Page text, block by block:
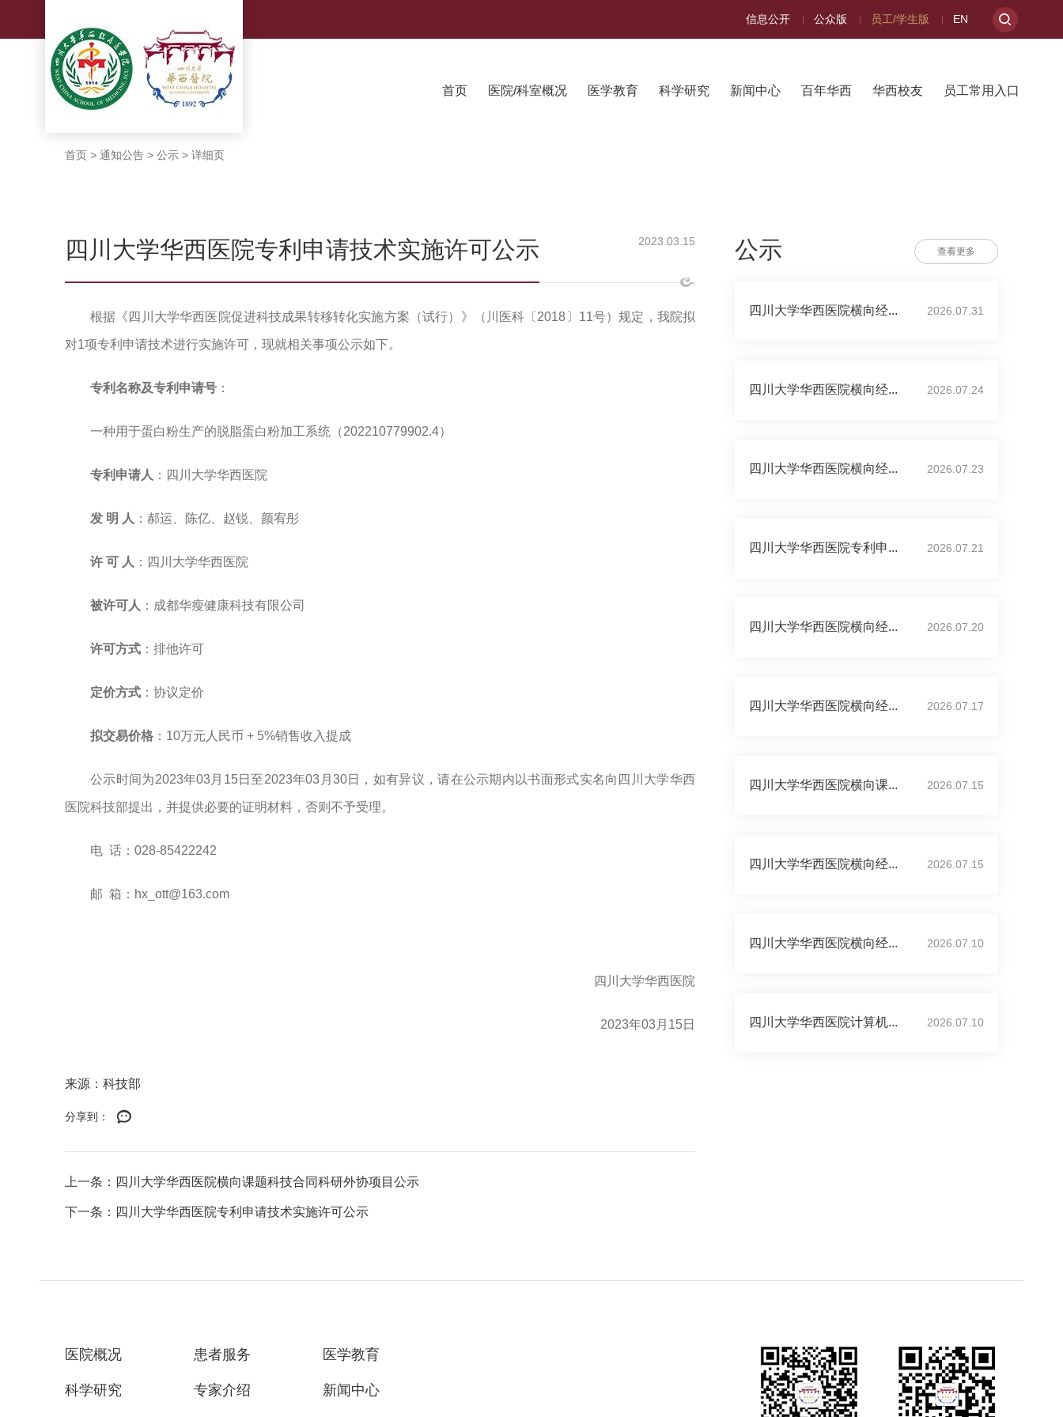
信息公开 公众版 员工/学生版 EN
首页 医院/科室概况 医学教育 科学研究 新闻中心 百年华西 华西校友 员工常用入口
首页 > 通知公告 > 公示 > 详细页
四川大学华西医院专利申请技术实施许可公示 2023.03.15
根据《四川大学华西医院促进科技成果转移转化实施方案（试行）》（川医科〔2018〕11号）规定，我院拟
对1项专利申请技术进行实施许可，现就相关事项公示如下。
专利名称及专利申请号 ：
一种用于蛋白粉生产的脱脂蛋白粉加工系统（202210779902.4）
专利申请人 ：四川大学华西医院
发 明 人 ：郝运、陈亿、赵锐、颜宥彤
许 可 人 ：四川大学华西医院
被许可人 ：成都华瘦健康科技有限公司
许可方式 ：排他许可
定价方式 ：协议定价
拟交易价格 ：10万元人民币 + 5%销售收入提成
公示时间为2023年03月15日至2023年03月30日，如有异议，请在公示期内以书面形式实名向四川大学华西
医院科技部提出，并提供必要的证明材料，否则不予受理。
电 话：028-85422242
邮 箱：hx_ott@163.com
四川大学华西医院
2023年03月15日
来源：科技部
分享到：
上一条：四川大学华西医院横向课题科技合同科研外协项目公示
下一条：四川大学华西医院专利申请技术实施许可公示
公示 查看更多
四川大学华西医院横向经... 2026.07.31
四川大学华西医院横向经... 2026.07.24
四川大学华西医院横向经... 2026.07.23
四川大学华西医院专利申... 2026.07.21
四川大学华西医院横向经... 2026.07.20
四川大学华西医院横向经... 2026.07.17
四川大学华西医院横向课... 2026.07.15
四川大学华西医院横向经... 2026.07.15
四川大学华西医院横向经... 2026.07.10
四川大学华西医院计算机... 2026.07.10
医院概况 患者服务 医学教育
科学研究 专家介绍 新闻中心